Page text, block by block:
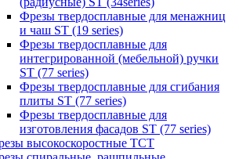
Фрезы твердосплавные для менажниц
и чаш ST (19 series)
Фрезы твердосплавные для
интегрированной (мебельной) ручки
ST (77 series)
Фрезы твердосплавные для сгибания
плиты ST (77 series)
Фрезы твердосплавные для
изготовления фасадов ST (77 series)
высокоскоростные ТСТ